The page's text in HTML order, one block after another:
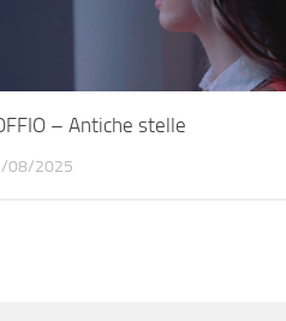
– Antiche stelle
08/2025